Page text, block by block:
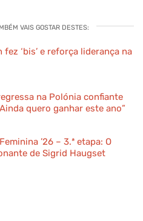
VAIS GOSTAR DESTES:
‘bis’ e reforça liderança na
na Polónia confiante
quero ganhar este ano”
’26 – 3.ª etapa: O
de Sigrid Haugset